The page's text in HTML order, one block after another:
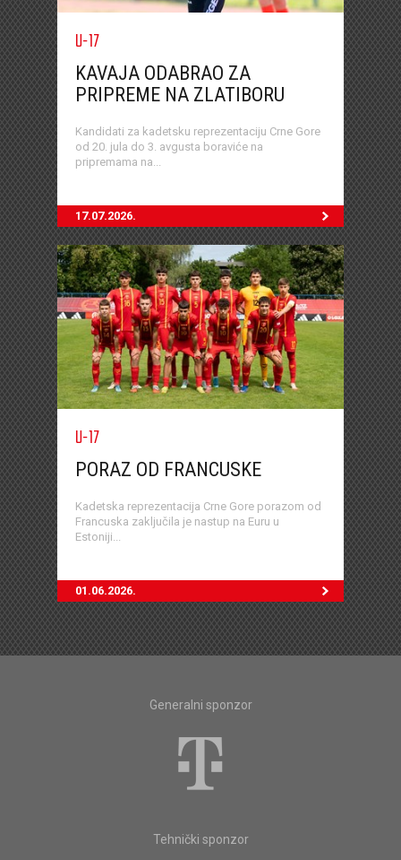
U-17
KAVAJA ODABRAO ZA
PRIPREME NA ZLATIBORU
Kandidati za kadetsku reprezentaciju Crne Gore
od 20. jula do 3. avgusta boraviće na
pripremama na...
17.07.2026.
U-17
PORAZ OD FRANCUSKE
Kadetska reprezentacija Crne Gore porazom od
Francuska zaključila je nastup na Euru u
Estoniji...
01.06.2026.
Generalni sponzor
Tehnički sponzor